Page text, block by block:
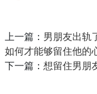
上一篇： 男朋友出轨
如何才能够留住他的
下一篇： 想留住男朋